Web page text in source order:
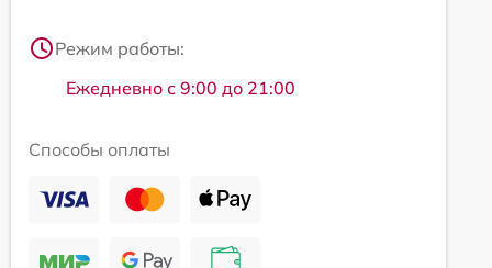
Режим работы:
Ежедневно с 9:00 до 21:00
Способы оплаты